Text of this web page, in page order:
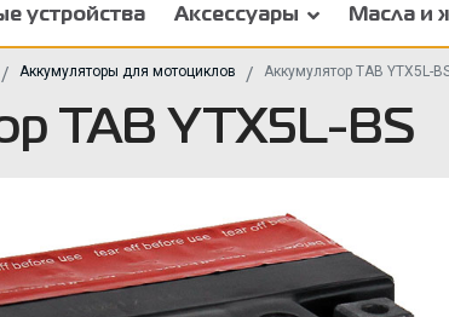
устройства Аксессуары Масла и
Аккумуляторы для мотоциклов Аккумулятор TAB YTX5L-
TAB YTX5L-BS